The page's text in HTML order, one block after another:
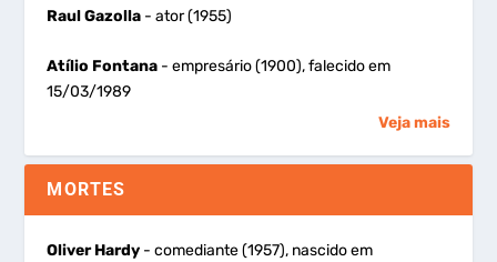
Raul Gazolla - ator (1955)
Atílio Fontana - empresário (1900), falecido em
15/03/1989
Veja mais
MORTES
Oliver Hardy - comediante (1957), nascido em